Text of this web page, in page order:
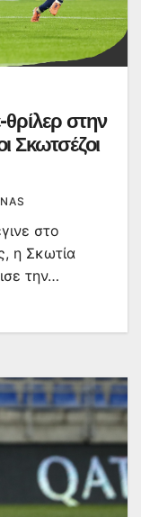
στην
Σκωτσέζοι
στο
η Σκωτία
την…